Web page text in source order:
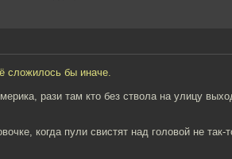
сложилось бы иначе.
рази там кто без ствола на улицу
когда пули свистят над головой не так-